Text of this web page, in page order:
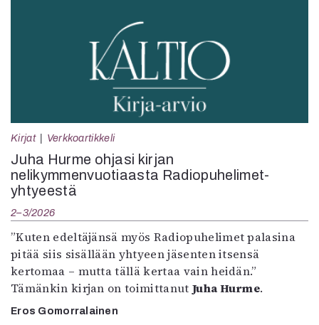
Kirjat Verkkoartikkeli
Juha Hurme ohjasi kirjan
nelikymmenvuotiaasta Radiopuhelimet-
yhtyeestä
2–3/2026
”Kuten edeltäjänsä myös Radiopuhelimet palasina
pitää siis sisällään yhtyeen jäsenten itsensä
kertomaa – mutta tällä kertaa vain heidän.”
Tämänkin kirjan on toimittanut Juha Hurme.
Eros Gomorralainen